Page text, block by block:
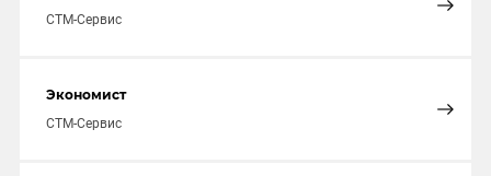
СТМ-Сервис
Экономист
СТМ-Сервис